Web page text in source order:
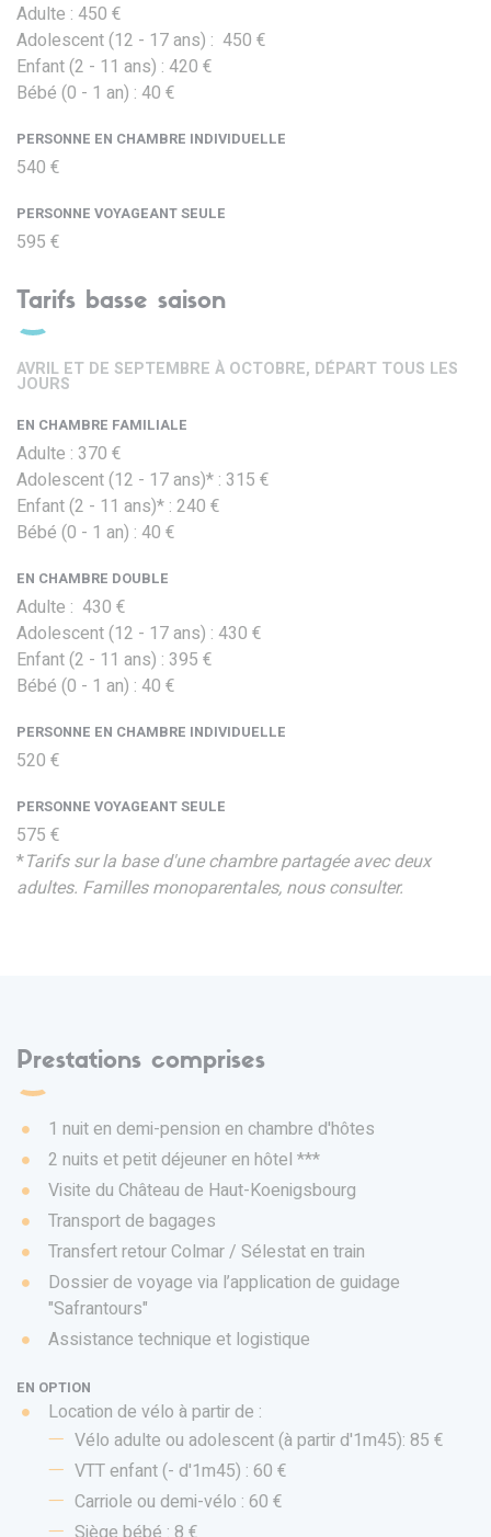
Adulte : 450 €
Adolescent (12 - 17 ans) : 450 €
Enfant (2 - 11 ans) : 420 €
Bébé (0 - 1 an) : 40 €
PERSONNE EN CHAMBRE INDIVIDUELLE
540 €
PERSONNE VOYAGEANT SEULE
595 €
Tarifs basse saison
AVRIL ET DE SEPTEMBRE À OCTOBRE, DÉPART TOUS LES
JOURS
EN CHAMBRE FAMILIALE
Adulte : 370 €
Adolescent (12 - 17 ans)* : 315 €
Enfant (2 - 11 ans)* : 240 €
Bébé (0 - 1 an) : 40 €
EN CHAMBRE DOUBLE
Adulte : 430 €
Adolescent (12 - 17 ans) : 430 €
Enfant (2 - 11 ans) : 395 €
Bébé (0 - 1 an) : 40 €
PERSONNE EN CHAMBRE INDIVIDUELLE
520 €
PERSONNE VOYAGEANT SEULE
575 €
*Tarifs sur la base d'une chambre partagée avec deux
adultes. Familles monoparentales, nous consulter.
Prestations comprises
1 nuit en demi-pension en chambre d'hôtes
2 nuits et petit déjeuner en hôtel ***
Visite du Château de Haut-Koenigsbourg
Transport de bagages
Transfert retour Colmar / Sélestat en train
Dossier de voyage via l’application de guidage
"Safrantours"
Assistance technique et logistique
EN OPTION
Location de vélo à partir de :
Vélo adulte ou adolescent (à partir d'1m45): 85 €
VTT enfant (- d'1m45) : 60 €
Carriole ou demi-vélo : 60 €